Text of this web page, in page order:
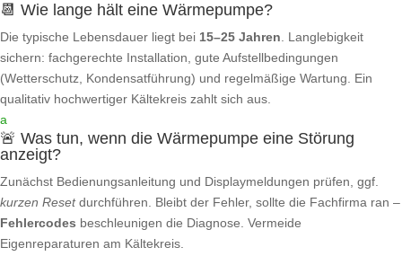
📆 Wie lange hält eine Wärmepumpe?
Die typische Lebensdauer liegt bei 15–25 Jahren. Langlebigkeit
sichern: fachgerechte Installation, gute Aufstellbedingungen
(Wetterschutz, Kondensatführung) und regelmäßige Wartung. Ein
qualitativ hochwertiger Kältekreis zahlt sich aus.
a
🚨 Was tun, wenn die Wärmepumpe eine Störung
anzeigt?
Zunächst Bedienungsanleitung und Displaymeldungen prüfen, ggf.
kurzen Resetdurchführen. Bleibt der Fehler, sollte die Fachfirma ran –
Fehlercodes beschleunigen die Diagnose. Vermeide
Eigenreparaturen am Kältekreis.